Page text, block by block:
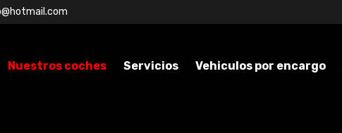
Nuestros coches Servicios Vehiculos por encargo